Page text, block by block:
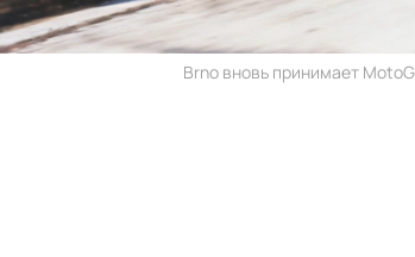
Brno вновь принимает